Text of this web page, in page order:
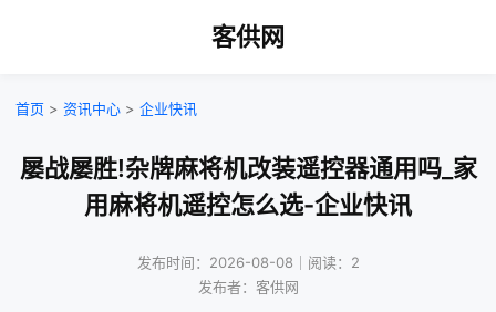
客供网
首页 > 资讯中心 > 企业快讯
屡战屡胜!杂牌麻将机改装遥控器通用吗_家
用麻将机遥控怎么选-企业快讯
发布时间：2026-08-08｜阅读：2
发布者：客供网